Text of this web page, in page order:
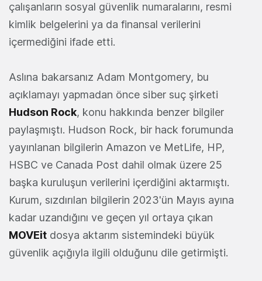
çalışanların sosyal güvenlik numaralarını, resmi
kimlik belgelerini ya da finansal verilerini
içermediğini ifade etti.
Aslına bakarsanız Adam Montgomery, bu
açıklamayı yapmadan önce siber suç şirketi
Hudson Rock, konu hakkında benzer bilgiler
paylaşmıştı. Hudson Rock, bir hack forumunda
yayınlanan bilgilerin Amazon ve MetLife, HP,
HSBC ve Canada Post dahil olmak üzere 25
başka kuruluşun verilerini içerdiğini aktarmıştı.
Kurum, sızdırılan bilgilerin 2023'ün Mayıs ayına
kadar uzandığını ve geçen yıl ortaya çıkan
MOVEit dosya aktarım sistemindeki büyük
güvenlik açığıyla ilgili olduğunu dile getirmişti.